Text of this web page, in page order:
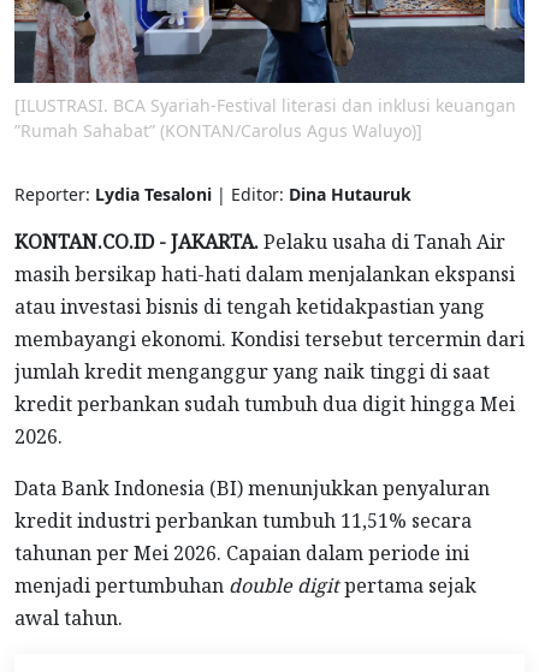
[ILUSTRASI. BCA Syariah-Festival literasi dan inklusi keuangan
”Rumah Sahabat” (KONTAN/Carolus Agus Waluyo)]
Reporter: Lydia Tesaloni | Editor: Dina Hutauruk
KONTAN.CO.ID - JAKARTA.Pelaku usaha di Tanah Air
masih bersikap hati-hati dalam menjalankan ekspansi
atau investasi bisnis di tengah ketidakpastian yang
membayangi ekonomi. Kondisi tersebut tercermin dari
jumlah kredit menganggur yang naik tinggi di saat
kredit perbankan sudah tumbuh dua digit hingga Mei
2026.
Data Bank Indonesia (BI) menunjukkan penyaluran
kredit industri perbankan tumbuh 11,51% secara
tahunan per Mei 2026. Capaian dalam periode ini
menjadi pertumbuhan double digitpertama sejak
awal tahun.